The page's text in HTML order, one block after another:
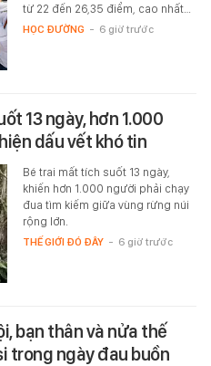
từ 22 đến 26,35 điểm, cao nhất…
HỌC ĐƯỜNG - 6 giờ trước
13 ngày, hơn 1.000
dấu vết khó tin
Bé trai mất tích suốt 13 ngày,
khiến hơn 1.000 người phải chạy
đua tìm kiếm giữa vùng rừng núi
rộng lớn.
THẾ GIỚI ĐÓ ĐÂY - 6 giờ trước
bạn thân và nửa thế
trong ngày đau buồn